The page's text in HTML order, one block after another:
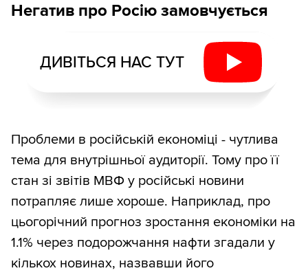
Негатив про Росію замовчується
ДИВІТЬСЯ НАС ТУТ
Проблеми в російській економіці - чутлива
тема для внутрішньої аудиторії. Тому про її
стан зі звітів МВФ у російські новини
потрапляє лише хороше. Наприклад, про
цьогорічний прогноз зростання економіки на
1.1% через подорожчання нафти згадали у
кількох новинах, назвавши його